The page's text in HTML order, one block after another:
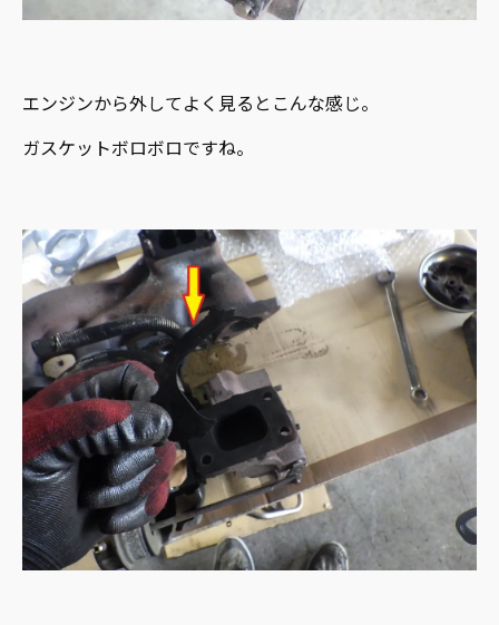
エンジンから外してよく見るとこんな感じ。
ガスケットボロボロですね。